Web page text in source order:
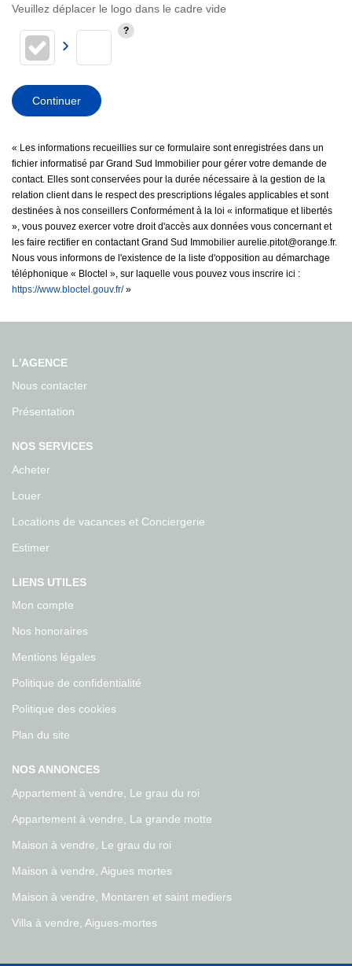
Veuillez déplacer le logo dans le cadre vide
Continuer
« Les informations recueillies sur ce formulaire sont enregistrées dans un
fichier informatisé par Grand Sud Immobilier pour gérer votre demande de
contact. Elles sont conservées pour la durée nécessaire à la gestion de la
relation client dans le respect des prescriptions légales applicables et sont
destinées à nos conseillers Conformément à la loi « informatique et libertés
», vous pouvez exercer votre droit d'accès aux données vous concernant et
les faire rectifier en contactant Grand Sud Immobilier aurelie.pitot@orange.fr.
Nous vous informons de l'existence de la liste d'opposition au démarchage
téléphonique « Bloctel », sur laquelle vous pouvez vous inscrire ici :
https://www.bloctel.gouv.fr/»
L'AGENCE
Nous contacter
Présentation
NOS SERVICES
Acheter
Louer
Locations de vacances et Conciergerie
Estimer
LIENS UTILES
Mon compte
Nos honoraires
Mentions légales
Politique de confidentialité
Politique des cookies
Plan du site
NOS ANNONCES
Appartement à vendre, Le grau du roi
Appartement à vendre, La grande motte
Maison à vendre, Le grau du roi
Maison à vendre, Aigues mortes
Maison à vendre, Montaren et saint mediers
Villa à vendre, Aigues-mortes